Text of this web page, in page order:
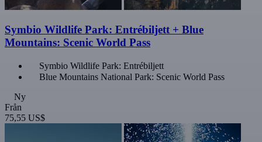
Symbio Wildlife Park: Entrébiljett + Blue
Mountains: Scenic World Pass
Symbio Wildlife Park: Entrébiljett
Blue Mountains National Park: Scenic World Pass
Ny
Från
75,55 US$